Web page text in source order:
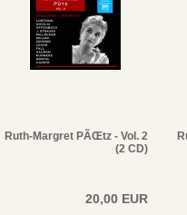
Ruth-Margret PÃŒtz - Vol. 2
(2 CD)
20,00 EUR